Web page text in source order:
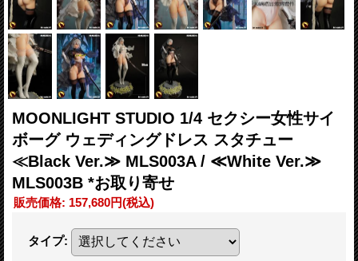
MOONLIGHT STUDIO 1/4 セクシー女性サイ
ボーグ ウェディングドレス スタチュー
≪Black Ver.≫ MLS003A / ≪White Ver.≫
MLS003B *お取り寄せ
販売価格: 157,680円(税込)
タイプ: